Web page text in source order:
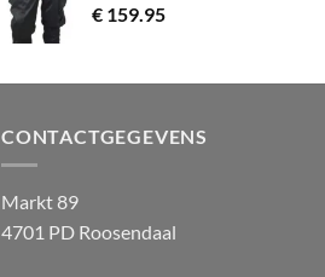
€ 159.95
CONTACTGEGEVENS
Markt 89
4701 PD Roosendaal